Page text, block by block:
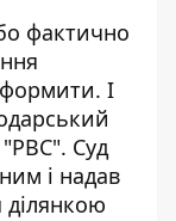
фактично
І
"РВС". Суд
і надав
ділянкою